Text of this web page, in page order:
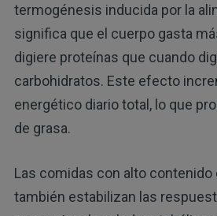
termogénesis inducida por la
significa que el cuerpo gasta
digiere proteínas que cuando
carbohidratos. Este efecto
energético diario total, lo que
de grasa.
Las comidas con alto contenido
también estabilizan las